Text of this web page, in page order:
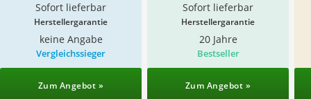
Sofort lieferbar Sofort lieferbar
Herstellergarantie
keine Angabe
Herstellergarantie
20 Jahre
Vergleichssieger
Zum Angebot »
Bestseller
Zum Angebot »